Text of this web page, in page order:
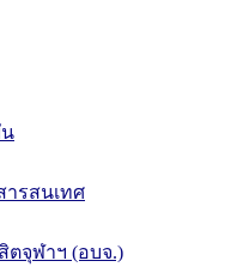
ารสนเทศ
ตจุฬาฯ (อบจ.)